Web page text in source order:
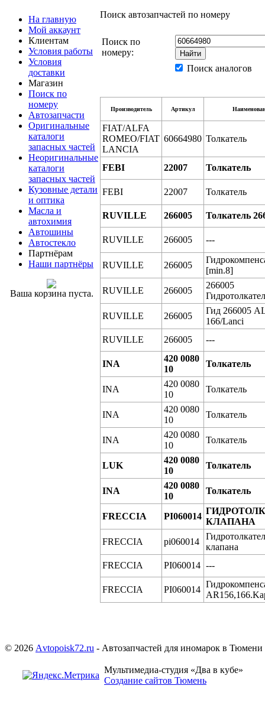
На главную
Мой аккаунт
Клиентам
Условия работы
Условия
доставки
Магазин
Поиск по
номеру
Автозапчасти
Оригинальные
каталоги
запасных частей
Неоригинальные
каталоги
запасных частей
Кузовные детали
и оптика
Масла и
автохимия
Автошины
Автостекло
Партнёрам
Наши партнёры
Ваша корзина пуста.
Поиск автозапчастей по номеру
Поиск по
номеру:
Поиск аналогов
Производитель Артикул
FIAT/ALFA
ROMEO/FIAT
LANCIA
60664980 Толкатель
FEBI 22007 Толкатель
FEBI 22007 Толкатель
RUVILLE 266005 Толкатель
RUVILLE 266005 ---
RUVILLE 266005
[min.8]
RUVILLE
266005
266005
RUVILLE
266005
Гид 266005
166/Lanci
RUVILLE
266005 ---
INA
420 0080
10
Толкатель
INA
420 0080
10
Толкатель
INA
420 0080
10
Толкатель
INA
420 0080
10
Толкатель
LUK
420 0080
10
Толкатель
INA
420 0080
10
Толкатель
FRECCIA PI060014
КЛАПАНА
FRECCIA
pi060014
клапана
FRECCIA
PI060014 ---
FRECCIA PI060014
© 2026 Аvtopoisk72.ru - Автозапчастей для иномарок в Тюмени
Мультимедиа-студия «Два в кубе»
Создание сайтов Тюмень